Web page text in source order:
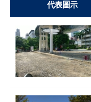
代表圖示